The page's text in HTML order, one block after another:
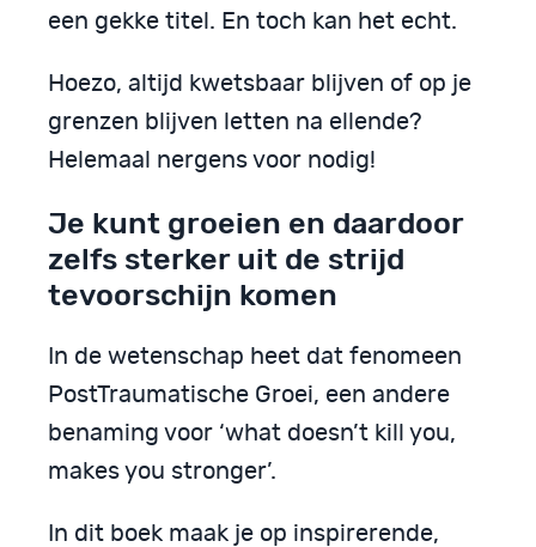
een gekke titel. En toch kan het echt.
Hoezo, altijd kwetsbaar blijven of op je
grenzen blijven letten na ellende?
Helemaal nergens voor nodig!
Je kunt groeien en daardoor
zelfs sterker uit de strijd
tevoorschijn komen
In de wetenschap heet dat fenomeen
PostTraumatische Groei, een andere
benaming voor ‘what doesn’t kill you,
makes you stronger’.
In dit boek maak je op inspirerende,